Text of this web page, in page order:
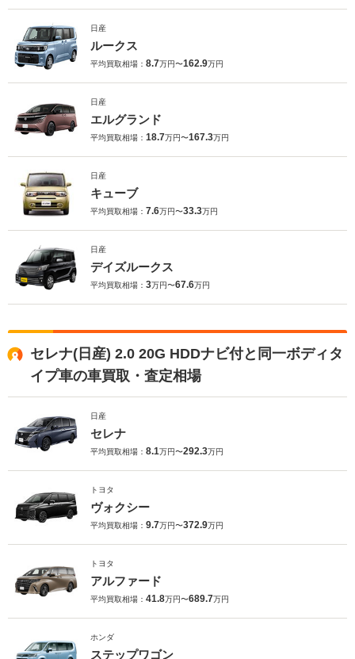
日産
ルークス
平均買取相場： 8.7万円〜162.9万円
日産
エルグランド
平均買取相場： 18.7万円〜167.3万円
日産
キューブ
平均買取相場： 7.6万円〜33.3万円
日産
デイズルークス
平均買取相場： 3万円〜67.6万円
セレナ(日産) 2.0 20G HDDナビ付と同一ボディタ
イプ車の車買取・査定相場
日産
セレナ
平均買取相場： 8.1万円〜292.3万円
トヨタ
ヴォクシー
平均買取相場： 9.7万円〜372.9万円
トヨタ
アルファード
平均買取相場： 41.8万円〜689.7万円
ホンダ
ステップワゴン